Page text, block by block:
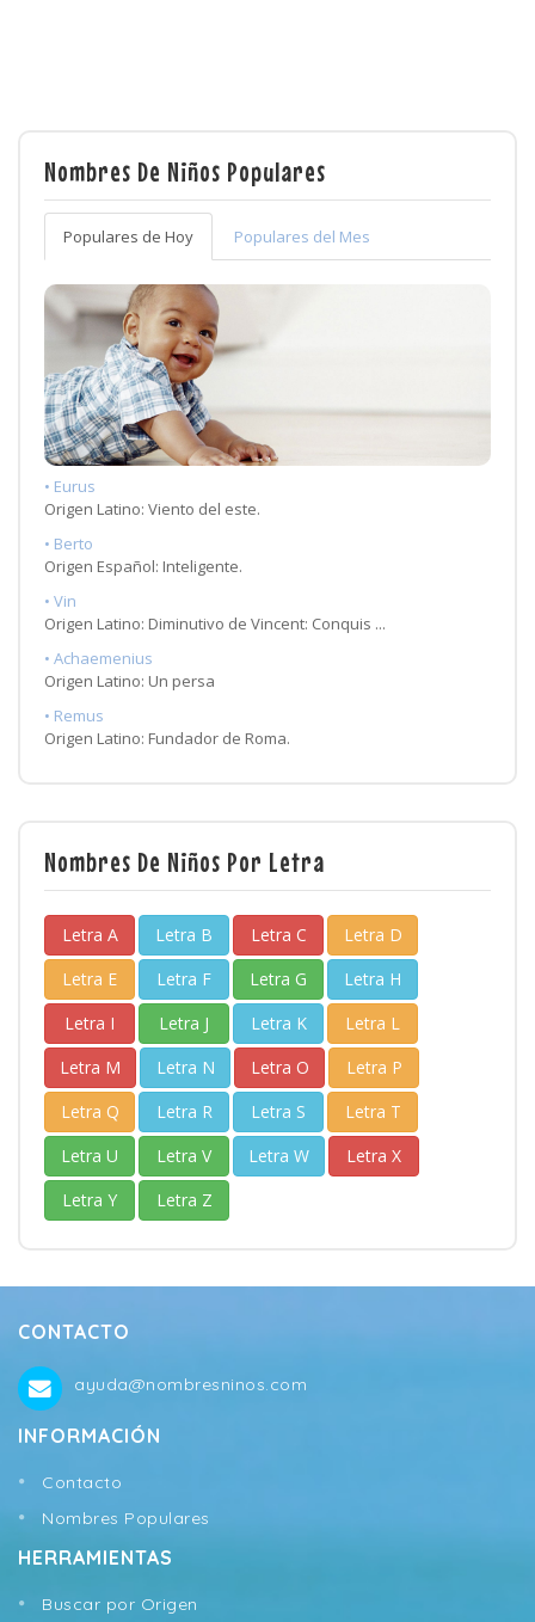
Nombres De Niños Populares
Populares de Hoy Populares del Mes
• Eurus
Origen Latino: Viento del este.
• Berto
Origen Español: Inteligente.
• Vin
Origen Latino: Diminutivo de Vincent: Conquis ...
• Achaemenius
Origen Latino: Un persa
• Remus
Origen Latino: Fundador de Roma.
Nombres De Niños Por Letra
Letra A Letra B Letra C
Letra D
Letra E
Letra F Letra G
Letra H
Letra I
Letra J Letra K
Letra L
Letra M
Letra N Letra O
Letra P
Letra Q
Letra R Letra S
Letra T
Letra U
Letra V Letra W
Letra X
Letra Y
Letra Z
CONTACTO
ayuda@nombresninos.com
INFORMACIÓN
Contacto
Nombres Populares
HERRAMIENTAS
Buscar por Origen